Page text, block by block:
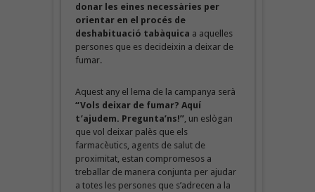
donar les eines necessàries per
orientar en el procés de
deshabituació tabàquica a aquelles
persones que es decideixin a deixar de
fumar.
Aquest any el lema de la campanya serà
“Vols deixar de fumar? Aquí
t’ajudem. Pregunta’ns!”, un eslògan
que vol deixar palès que els
farmacèutics, agents de salut de
proximitat, estan compromesos a
treballar de manera conjunta per ajudar
a totes les persones que s’adrecen a la